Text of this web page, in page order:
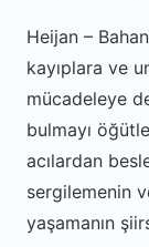
Heijan –
kayıplara ve
mücadeleye
bulmayı
acılardan
sergilemenin
yaşamanın